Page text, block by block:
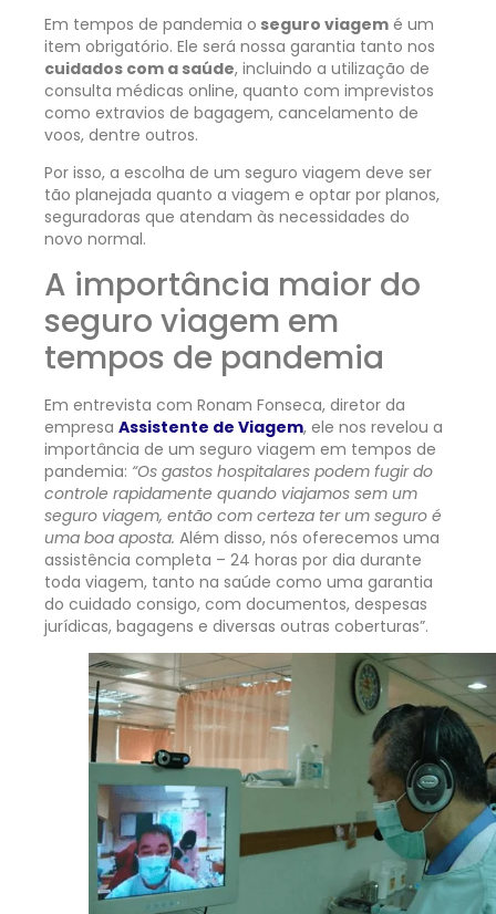
Em tempos de pandemia o seguro viagem é um
item obrigatório. Ele será nossa garantia tanto nos
cuidados com a saúde, incluindo a utilização de
consulta médicas online, quanto com imprevistos
como extravios de bagagem, cancelamento de
voos, dentre outros.
Por isso, a escolha de um seguro viagem deve ser
tão planejada quanto a viagem e optar por planos,
seguradoras que atendam às necessidades do
novo normal.
A importância maior do
seguro viagem em
tempos de pandemia
Em entrevista com Ronam Fonseca, diretor da
empresa Assistente de Viagem, ele nos revelou a
importância de um seguro viagem em tempos de
pandemia: “Os gastos hospitalares podem fugir do
controle rapidamente quando viajamos sem um
seguro viagem, então com certeza ter um seguro é
uma boa aposta. Além disso, nós oferecemos uma
assistência completa – 24 horas por dia durante
toda viagem, tanto na saúde como uma garantia
do cuidado consigo, com documentos, despesas
jurídicas, bagagens e diversas outras coberturas”.